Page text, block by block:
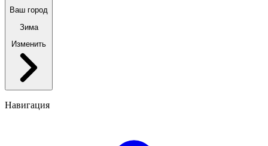
Ваш город
Зима
Изменить
Навигация